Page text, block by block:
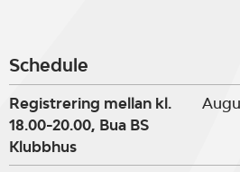
Schedule
Registrering mellan kl.
18.00-20.00, Bua BS
Klubbhus